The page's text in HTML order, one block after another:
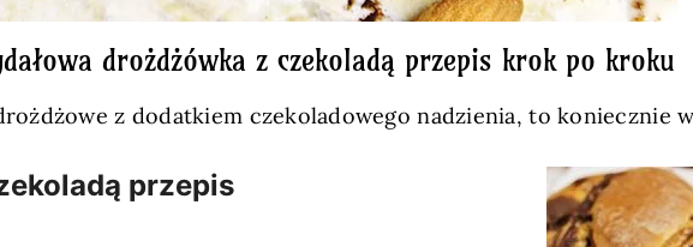
drożdżówka z czekoladą przepis krok po kroku
z dodatkiem czekoladowego nadzienia, to koniecznie
przepis